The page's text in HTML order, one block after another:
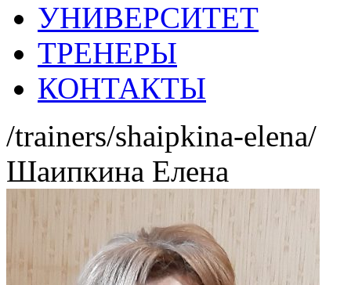
УНИВЕРСИТЕТ
ТРЕНЕРЫ
КОНТАКТЫ
/trainers/shaipkina-elena/
Шаипкина Елена